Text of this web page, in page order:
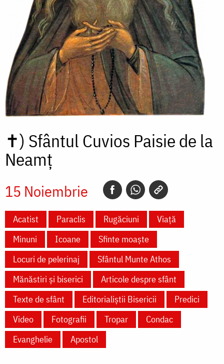
✝) Sfântul Cuvios Paisie de la
Neamț
15 Noiembrie
Acatist Paraclis Rugăciuni
Viață
Minuni
Icoane
Sfinte moaște
Locuri de pelerinaj
Sfântul Munte Athos
Mănăstiri și biserici
Articole despre sfânt
Texte de sfânt
Editorialiștii Bisericii
Predici
Video
Fotografii Tropar
Condac
Evanghelie
Apostol